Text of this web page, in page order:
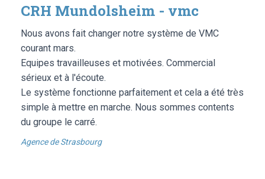
CRH Mundolsheim - vmc
Nous avons fait changer notre système de VMC
courant mars.
Equipes travailleuses et motivées. Commercial
sérieux et à l'écoute.
Le système fonctionne parfaitement et cela a été très
simple à mettre en marche. Nous sommes contents
du groupe le carré.
Agence de Strasbourg